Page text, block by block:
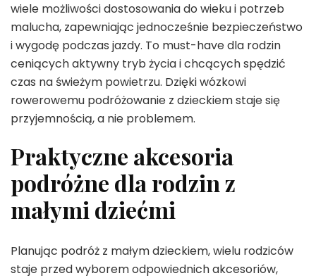
wiele możliwości dostosowania do wieku i potrzeb
malucha, zapewniając jednocześnie bezpieczeństwo
i wygodę podczas jazdy. To must-have dla rodzin
ceniących aktywny tryb życia i chcących spędzić
czas na świeżym powietrzu. Dzięki wózkowi
rowerowemu podróżowanie z dzieckiem staje się
przyjemnością, a nie problemem.
Praktyczne akcesoria
podróżne dla rodzin z
małymi dziećmi
Planując podróż z małym dzieckiem, wielu rodziców
staje przed wyborem odpowiednich akcesoriów,